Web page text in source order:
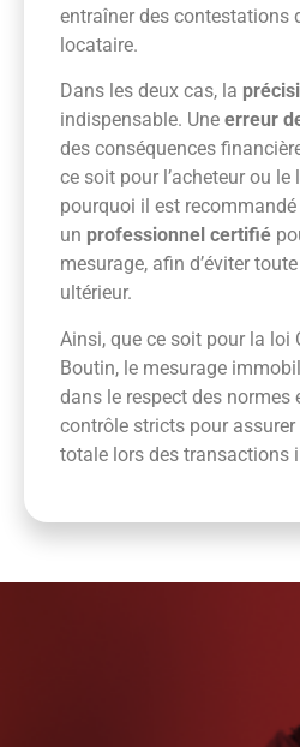
entraîner des contestations
locataire.
Dans les deux cas, la
indispensable. Une erreur
des conséquences
ce soit pour l’acheteur ou le
pourquoi il est
un professionnel certifié
mesurage, afin d’éviter
ultérieur.
Ainsi, que ce soit pour la loi
Boutin, le mesurage
dans le respect des normes
contrôle stricts pour
totale lors des transactions